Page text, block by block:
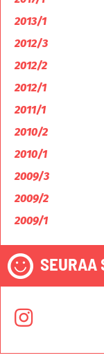
2013/1
2012/3
2012/2
2012/1
2011/1
2010/2
2010/1
2009/3
2009/2
2009/1
SEURAA